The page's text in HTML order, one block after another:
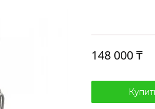
148 000 ₸